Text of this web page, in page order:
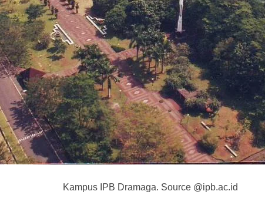
Kampus IPB Dramaga. Source @ipb.ac.id